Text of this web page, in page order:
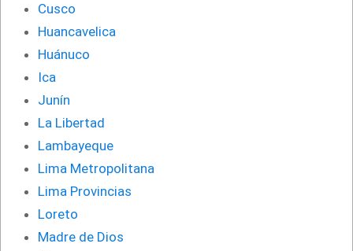
Cusco
Huancavelica
Huánuco
Ica
Junín
La Libertad
Lambayeque
Lima Metropolitana
Lima Provincias
Loreto
Madre de Dios